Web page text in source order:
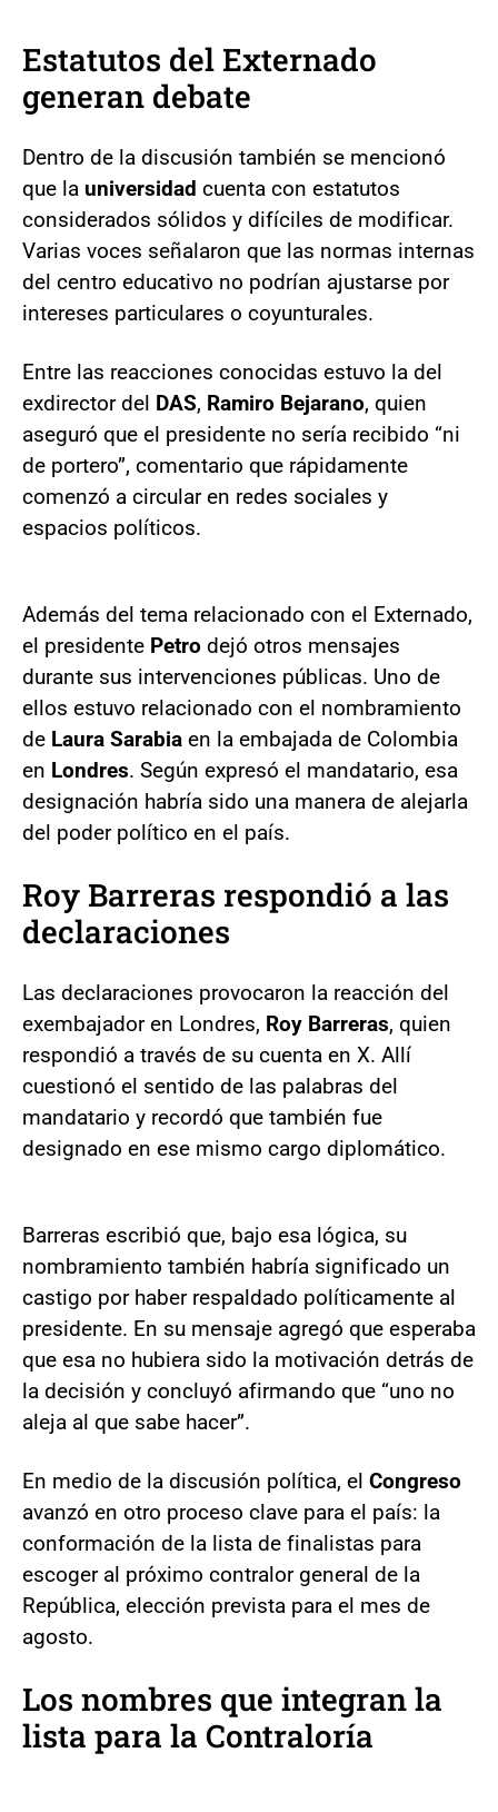
Estatutos del Externado
generan debate
Dentro de la discusión también se mencionó
que la universidad cuenta con estatutos
considerados sólidos y difíciles de modificar.
Varias voces señalaron que las normas internas
del centro educativo no podrían ajustarse por
intereses particulares o coyunturales.
Entre las reacciones conocidas estuvo la del
exdirector del DAS, Ramiro Bejarano, quien
aseguró que el presidente no sería recibido “ni
de portero”, comentario que rápidamente
comenzó a circular en redes sociales y
espacios políticos.
Además del tema relacionado con el Externado,
el presidente Petro dejó otros mensajes
durante sus intervenciones públicas. Uno de
ellos estuvo relacionado con el nombramiento
de Laura Sarabia en la embajada de Colombia
en Londres. Según expresó el mandatario, esa
designación habría sido una manera de alejarla
del poder político en el país.
Roy Barreras respondió a las
declaraciones
Las declaraciones provocaron la reacción del
exembajador en Londres, Roy Barreras, quien
respondió a través de su cuenta en X. Allí
cuestionó el sentido de las palabras del
mandatario y recordó que también fue
designado en ese mismo cargo diplomático.
Barreras escribió que, bajo esa lógica, su
nombramiento también habría significado un
castigo por haber respaldado políticamente al
presidente. En su mensaje agregó que esperaba
que esa no hubiera sido la motivación detrás de
la decisión y concluyó afirmando que “uno no
aleja al que sabe hacer”.
En medio de la discusión política, el Congreso
avanzó en otro proceso clave para el país: la
conformación de la lista de finalistas para
escoger al próximo contralor general de la
República, elección prevista para el mes de
agosto.
Los nombres que integran la
lista para la Contraloría